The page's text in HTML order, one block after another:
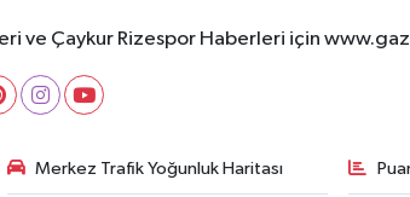
ve Çaykur Rizespor Haberleri için
Merkez Trafik Yoğunluk Haritası